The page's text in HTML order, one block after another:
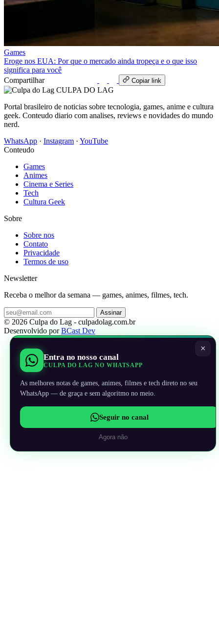
Games
Eroge nos EUA: Por que o mercado ainda tropeça e o que isso
significa para você
Compartilhar
Copiar link
CULPA DO LAG
Portal brasileiro de noticias sobre tecnologia, games, anime e cultura
geek. Conteudo diario com analises, reviews e novidades do mundo
nerd.
WhatsApp · Instagram · YouTube
Conteudo
Games
Animes
Cinema e Series
Tech
Cultura Geek
Sobre
Sobre nos
Contato
Privacidade
Termos de uso
Newsletter
Receba o melhor da semana — games, animes, filmes, tech.
Assinar
© 2026 Culpa do Lag - culpadolag.com.br
Desenvolvido porBCast Dev
×
Entra no nosso canal
CULPA DO LAG NO WHATSAPP
As melhores notas de games, animes, filmes e tech direto no seu
WhatsApp — de graça e sem algoritmo no meio.
Seguir no canal
Agora não